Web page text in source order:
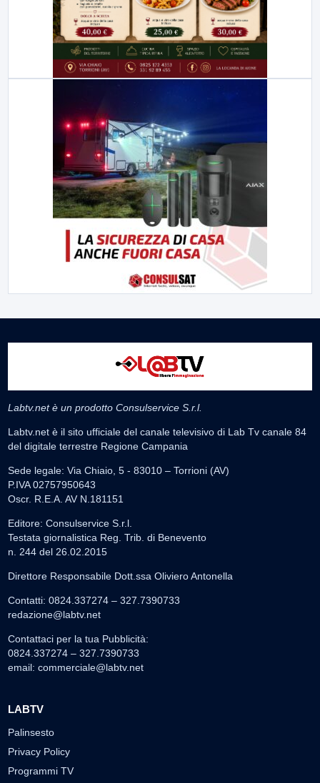
Labtv.net è un prodotto Consulservice S.r.l.
Labtv.net è il sito ufficiale del canale televisivo di Lab Tv canale 84
del digitale terrestre Regione Campania
Sede legale: Via Chiaio, 5 - 83010 – Torrioni (AV)
P.IVA 02757950643
Oscr. R.E.A. AV N.181151
Editore: Consulservice S.r.l.
Testata giornalistica Reg. Trib. di Benevento
n. 244 del 26.02.2015
Direttore Responsabile Dott.ssa Oliviero Antonella
Contatti: 0824.337274 – 327.7390733
redazione@labtv.net
Contattaci per la tua Pubblicità:
0824.337274 – 327.7390733
email: commerciale@labtv.net
LABTV
Palinsesto
Privacy Policy
Programmi TV